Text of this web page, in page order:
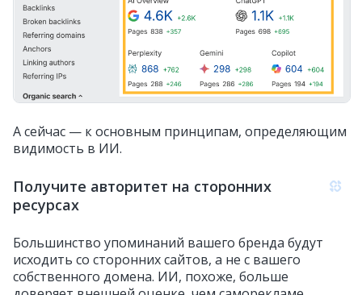
А сейчас — к основным принципам, определяющим
видимость в ИИ.
Получите авторитет на сторонних
ресурсах
Большинство упоминаний вашего бренда будут
исходить со сторонних сайтов, а не с вашего
собственного домена. ИИ, похоже, больше